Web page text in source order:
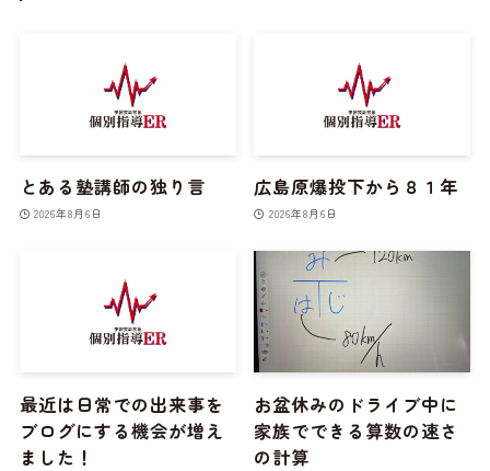
とある塾講師の独り言
2026年8月6日
広島原爆投下から８１年
2026年8月6日
最近は日常での出来事を
ブログにする機会が増え
ました！
お盆休みのドライブ中に
家族でできる算数の速さ
の計算